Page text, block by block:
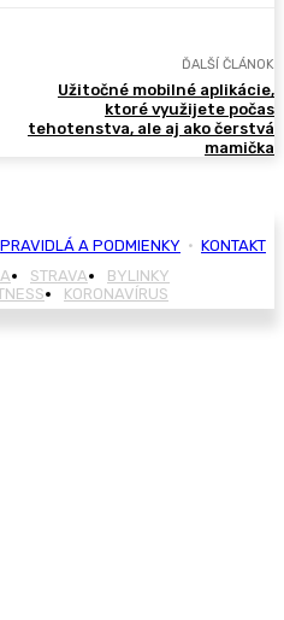
ĎALŠÍ ČLÁNOK
Užitočné mobilné aplikácie,
ktoré využijete počas
tehotenstva, ale aj ako čerstvá
mamička
PRAVIDLÁ A PODMIENKY • KONTAKT
STRAVA
BYLINKY
KORONAVÍRUS